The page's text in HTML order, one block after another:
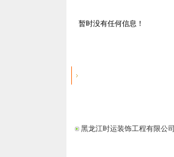
暂时没有任何信息！
黑龙江时运装饰工程有限公司